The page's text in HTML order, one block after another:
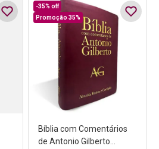
-35% off
Promoção 35%
Bíblia com Comentários
de Antonio Gilberto